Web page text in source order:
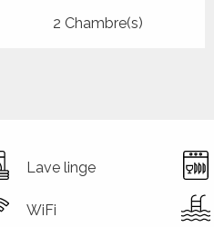
2 Chambre(s)
Lave linge
WiFi